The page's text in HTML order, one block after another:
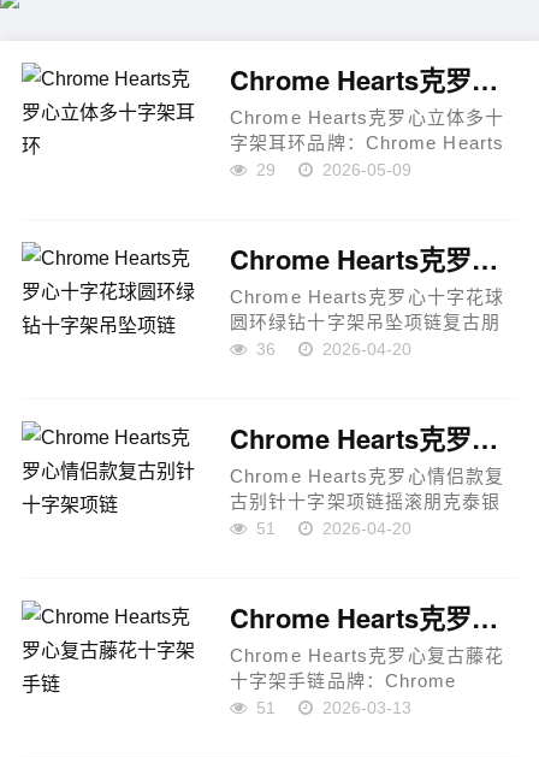
Chrome Hearts克罗心立体多十字架耳环
Chrome Hearts克罗心立体多十
字架耳环品牌：Chrome Hearts
克罗心材质：高品质合金款式：
罗心新款立体多十字架耳环，采
用高版...
29 2026-05-09
Chrome Hearts克罗心十字花球圆环绿钻十字架吊坠项链
Chrome Hearts克罗心十字花球
圆环绿钻十字架吊坠项链复古朋
克泰银情侣款采用复古摇滚朋克
现强烈的视觉辨识度与标志...
36 2026-04-20
Chrome Hearts克罗心情侣款复古别针十字架项链
Chrome Hearts克罗心情侣款复
古别针十字架项链摇滚朋克泰银
风格采用复古朋克风格设计理念
烈的个性表达与标志性辨识...
51 2026-04-20
Chrome Hearts克罗心复古藤花十字架手链
Chrome Hearts克罗心复古藤花
十字架手链品牌：Chrome
Hearts 克罗心款式：复古藤花十
51 2026-03-13